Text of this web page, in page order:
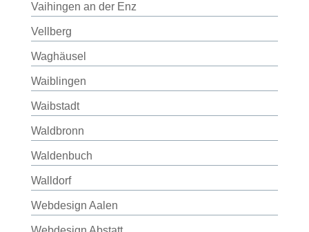
Vaihingen an der Enz
Vellberg
Waghäusel
Waiblingen
Waibstadt
Waldbronn
Waldenbuch
Walldorf
Webdesign Aalen